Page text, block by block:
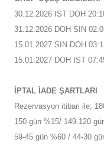
30.12.2026 IST DOH
31.12.2026 DOH SIN
15.01.2027 SIN DOH
15.01.2027 DOH IST
İPTAL İADE ŞARTLARI
Rezervasyon itibari ile;
150 gün %15/ 149-120
59-45 gün %60 / 44-30